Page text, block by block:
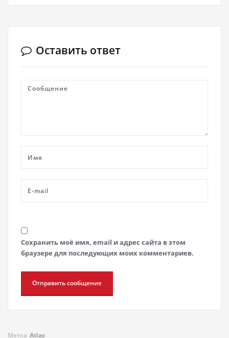
Оставить ответ
Сохранить моё имя, email и адрес сайта в этом
браузере для последующих моих комментариев.
Метка Atlas